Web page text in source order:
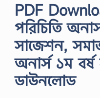
PDF
পরিচিতি
সাজেশন,
অনার্স ১ম
ডাউনলোড